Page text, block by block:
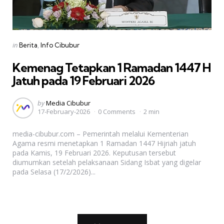
Categories
Posted
inBerita Info Cibubur
Kemenag Tetapkan 1 Ramadan 1447 H
Jatuh pada 19 Februari 2026
Posted
by
byMedia Cibubur
17-February-2026
0 Comments 2 min
media-cibubur.com – Pemerintah melalui Kementerian
Agama resmi menetapkan 1 Ramadan 1447 Hijriah jatuh
pada Kamis, 19 Februari 2026. Keputusan tersebut
diumumkan setelah pelaksanaan Sidang Isbat yang digelar
pada Selasa (17/2/2026)...